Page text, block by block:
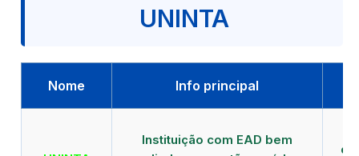
UNINTA
Nome Info principal
Instituição com EAD bem